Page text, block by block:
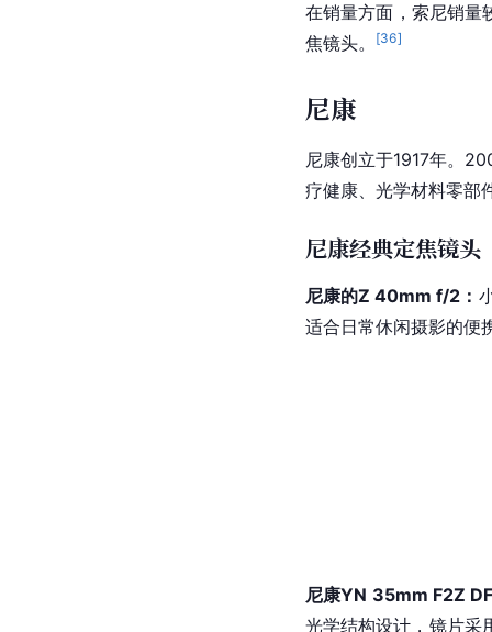
在销量方面， 索尼销量
焦镜头。
[36]
尼康
尼康创立于1917年。
疗健康、光学材料零部
尼康经典定焦镜头
尼康的Z 40mm f/2：
适合日常休闲摄影的便
尼康YN 35mm F2Z
光学结构设计，镜片采